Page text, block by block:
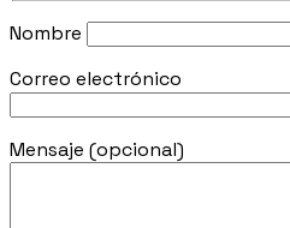
Nombre
Correo electrónico
Mensaje (opcional)